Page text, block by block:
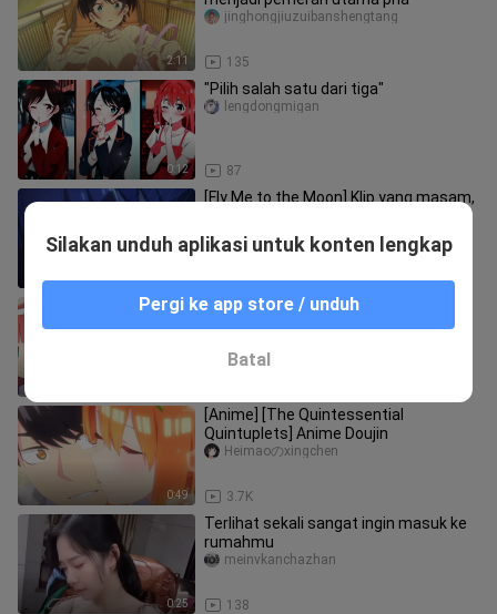
2:11 135
jinghongjiuzuibanshengtang
0:12
"Pilih salah satu dari tiga"
87
lengdongmigan
[Fly Me to the Moon] Klip yang masam,
9.9K
Heimaoのxingchen
Sewa pacar? Menanggapi
permintaan? Ini adalah pertunjukan
0:49
[Anime] [The Quintessential
Quintuplets] Anime Doujin
3.7K
Heimaoのxingchen
0:25
Terlihat sekali sangat ingin masuk ke
rumahmu
138
meinvkanchazhan
Silakan unduh aplikasi untuk konten lengkap
Pergi ke app store / unduh
Batal